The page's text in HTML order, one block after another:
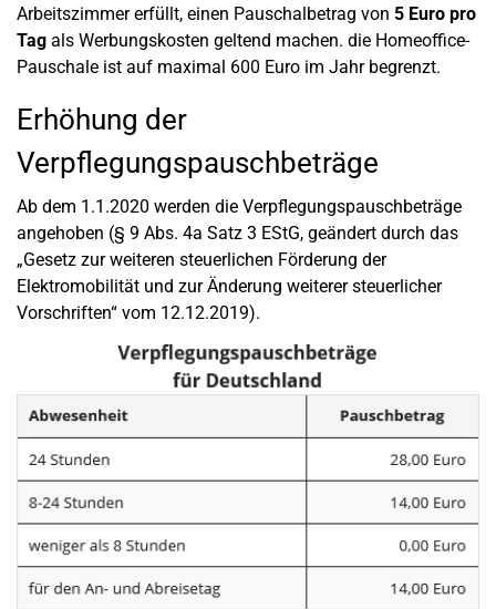
Arbeitszimmer erfüllt, einen Pauschalbetrag von 5 Euro pro
Tag als Werbungskosten geltend machen. die Homeoffice-
Pauschale ist auf maximal 600 Euro im Jahr begrenzt.
Erhöhung der
Verpflegungspauschbeträge
Ab dem 1.1.2020 werden die Verpflegungspauschbeträge
angehoben (§ 9 Abs. 4a Satz 3 EStG, geändert durch das
„Gesetz zur weiteren steuerlichen Förderung der
Elektromobilität und zur Änderung weiterer steuerlicher
Vorschriften“ vom 12.12.2019).